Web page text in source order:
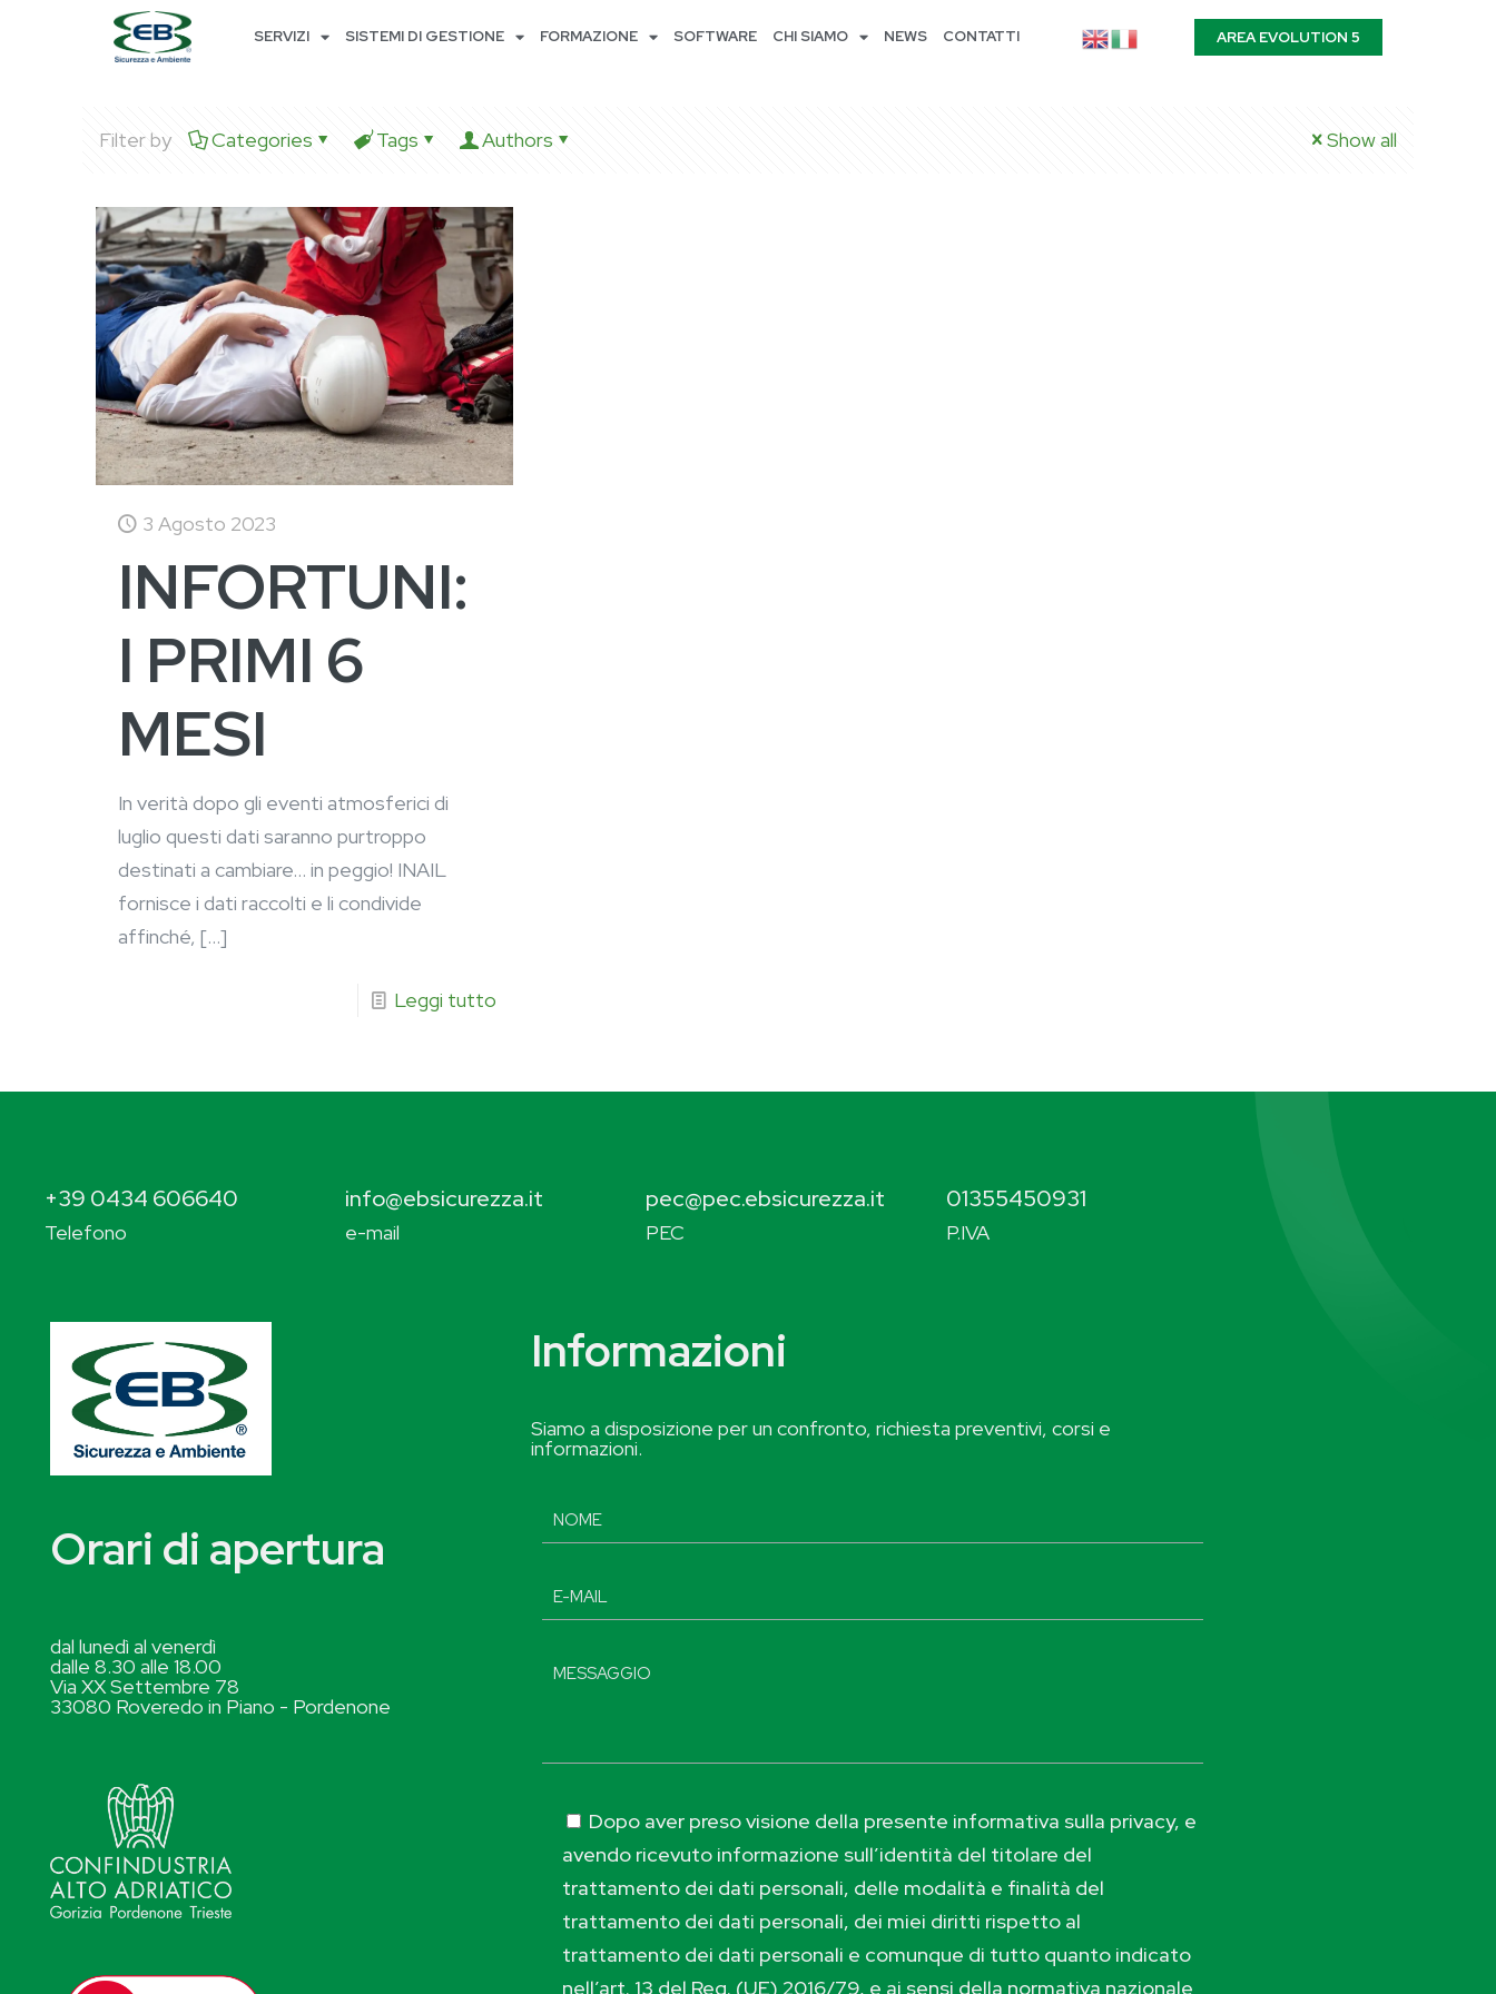
SERVIZI SISTEMI DI GESTIONE FORMAZIONE SOFTWARE CHI SIAMO NEWS CONTATTI AREA EVOLUTION 5
Filter by Categories Tags Authors Show all
3 Agosto 2023
INFORTUNI:
I PRIMI 6
MESI
In verità dopo gli eventi atmosferici di
luglio questi dati saranno purtroppo
destinati a cambiare… in peggio! INAIL
fornisce i dati raccolti e li condivide
affinché, […]
Leggi tutto
+39 0434 606640
Telefono
info@ebsicurezza.it
e-mail
pec@pec.ebsicurezza.it
PEC
01355450931
P.IVA
Orari di apertura
dal lunedì al venerdì
dalle 8.30 alle 18.00
Via XX Settembre 78
33080 Roveredo in Piano - Pordenone
Informazioni
Siamo a disposizione per un confronto, richiesta preventivi, corsi e
informazioni.
Dopo aver preso visione della presente informativa sulla privacy, e
avendo ricevuto informazione sull’identità del titolare del
trattamento dei dati personali, delle modalità e finalità del
trattamento dei dati personali, dei miei diritti rispetto al
trattamento dei dati personali e comunque di tutto quanto indicato
nell’art. 13 del Reg. (UE) 2016/79, e ai sensi della normativa nazionale